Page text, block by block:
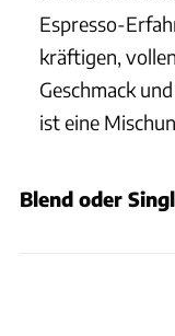
Espresso-
kräftigen,
Geschmack
ist eine
Blend oder